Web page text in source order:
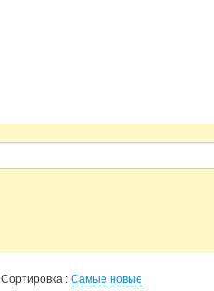
Сортировка :Самые новые